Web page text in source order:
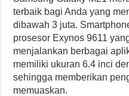
terbaik bagi Anda yang
dibawah 3 juta.
prosesor Exynos 9611
menjalankan berbagai
memiliki ukuran 6.4 inci
sehingga memberikan
memuaskan.